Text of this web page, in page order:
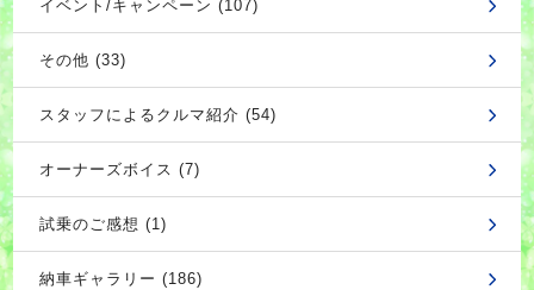
イベント/キャンペーン (107)
その他 (33)
スタッフによるクルマ紹介 (54)
オーナーズボイス (7)
試乗のご感想 (1)
納車ギャラリー (186)